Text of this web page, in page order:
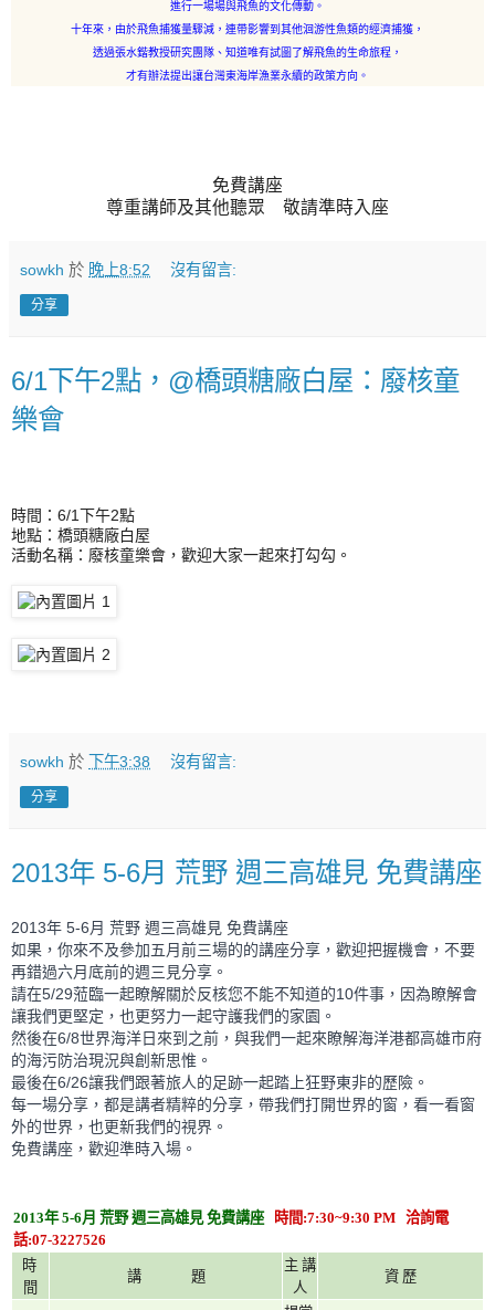
進行一場場與飛魚的文化傳動。
十年來，由於飛魚捕獲量驟減，連帶影響到其他洄游性魚類的經濟捕獲，
透過張水鍇教授研究團隊、知道唯有試圖了解飛魚的生命旅程，
才有辦法提出讓台灣東海岸漁業永續的政策方向。
免費講座
尊重講師及其他聽眾 敬請準時入座
sowkh 於 晚上8:52 沒有留言:
分享
6/1下午2點，@橋頭糖廠白屋：廢核童
樂會
時間：6/1下午2點
地點：橋頭糖廠白屋
活動名稱：廢核童樂會， 歡迎大家一起來打勾勾。
sowkh 於 下午3:38 沒有留言:
分享
2013年 5-6月 荒野 週三高雄見 免費講座
2013年 5-6月 荒野 週三高雄見 免費講座
如果，你來不及參加五月前三場的的講座分享，歡迎把握機會，不要
再錯過六月底前的週三見分享。
請在5/29蒞臨一起瞭解關於反核您不能不知道的10件事，因為瞭解會
讓我們更堅定，也更努力一起守護我們的家園。
然後在6/8世界海洋日來到之前，與我們一起來瞭解海洋港都高雄市府
的海污防治現況與創新思惟。
最後在6/26讓我們跟著旅人的足跡一起踏上狂野東非的歷險。
每一場分享，都是講者精粹的分享，帶我們打開世界的窗，看一看窗
外的世界，也更新我們的視界。
免費講座，歡迎準時入場。
2013年 5-6月 荒野週三高雄見免費講座 時間:7:30~9:30 PM 洽詢電
話:07-3227526
時
間
講 題
主 講
人
資 歷